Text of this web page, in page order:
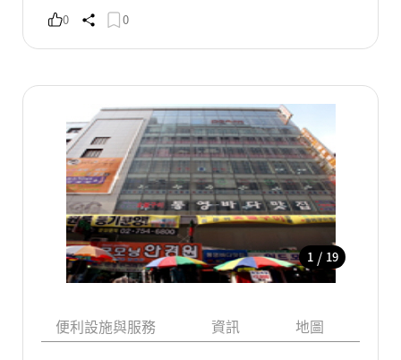
0 0
1 / 19
便利設施與服務 資訊 地圖